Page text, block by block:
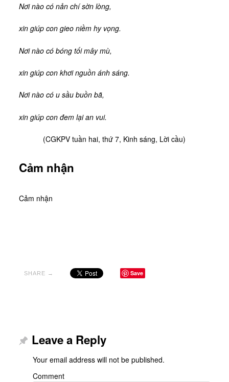
Nơi nào có nản chí sờn lòng,
xin giúp con gieo niềm hy vọng.
Nơi nào có bóng tối mây mù,
xin giúp con khơi nguồn ánh sáng.
Nơi nào có u sầu buồn bã,
xin giúp con đem lại an vui.
(CGKPV tuần hai, thứ 7, Kinh sáng, Lời cầu)
Cảm nhận
Cảm nhận
SHARE → Save
Leave a Reply
Your email address will not be published.
Comment